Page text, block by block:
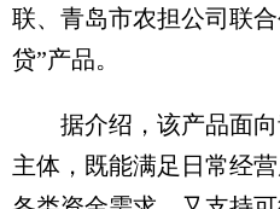
联、青岛市农担公司联
贷”产品。
据介绍，该产品面向
主体，既能满足日常经